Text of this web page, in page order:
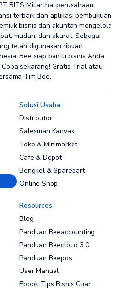
BITS Miliartha, perusahaan
terbaik dan aplikasi pembukuan
bisnis dan akuntan mengelola
mudah, dan akurat. Sebagai
telah digunakan ribuan
Bee siap bantu bisnis Anda
sekarang! Gratis Trial atau
Tim Bee.
Solusi Usaha
Distributor
Salesman Kanvas
Toko & Minimarket
Cafe & Depot
Bengkel & Sparepart
Online Shop
Resources
Blog
Panduan Beeaccounting
Panduan Beecloud 3.0
Panduan Beepos
User Manual
Ebook Tips Bisnis Cuan